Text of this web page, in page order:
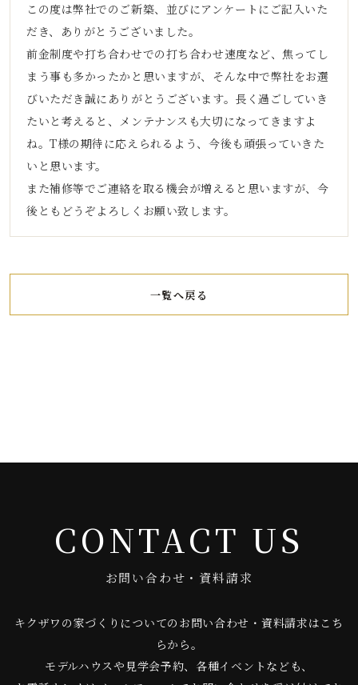
この度は弊社でのご新築、並びにアンケートにご記入いた
だき、ありがとうございました。
前金制度や打ち合わせでの打ち合わせ速度など、焦ってし
まう事も多かったかと思いますが、そんな中で弊社をお選
びいただき誠にありがとうございます。長く過ごしていき
たいと考えると、メンテナンスも大切になってきますよ
ね。T様の期待に応えられるよう、今後も頑張っていきた
いと思います。
また補修等でご連絡を取る機会が増えると思いますが、今
後ともどうぞよろしくお願い致します。
一覧へ戻る
CONTACT US
お問い合わせ・資料請求
キクザワの家づくりについてのお問い合わせ・資料請求はこち
らから。
モデルハウスや見学会予約、各種イベントなども、